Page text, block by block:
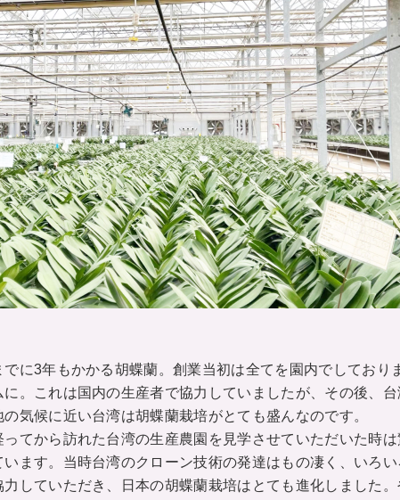
に3年もかかる胡蝶蘭。創業当初は全てを園内でしており
に。これは国内の生産者で協力していましたが、その後、
の気候に近い台湾は胡蝶蘭栽培がとても盛んなのです。
ってから訪れた台湾の生産農園を見学させていただいた時
います。当時台湾のクローン技術の発達はもの凄く、いろ
していただき、日本の胡蝶蘭栽培はとても進化しました